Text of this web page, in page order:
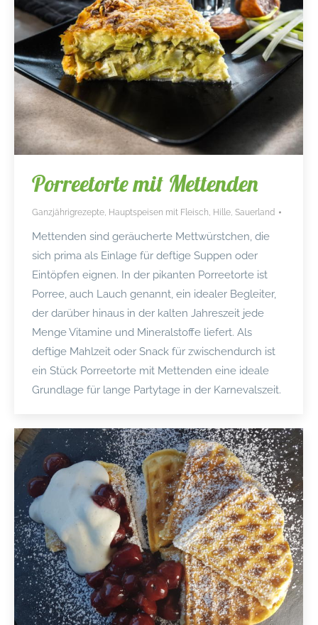
Porreetorte mit Mettenden
Ganzjährigrezepte Hauptspeisen mit Fleisch Hille Sauerland
Mettenden sind geräucherte Mettwürstchen, die
sich prima als Einlage für deftige Suppen oder
Eintöpfen eignen. In der pikanten Porreetorte ist
Porree, auch Lauch genannt, ein idealer Begleiter,
der darüber hinaus in der kalten Jahreszeit jede
Menge Vitamine und Mineralstoffe liefert. Als
deftige Mahlzeit oder Snack für zwischendurch ist
ein Stück Porreetorte mit Mettenden eine ideale
Grundlage für lange Partytage in der Karnevalszeit.